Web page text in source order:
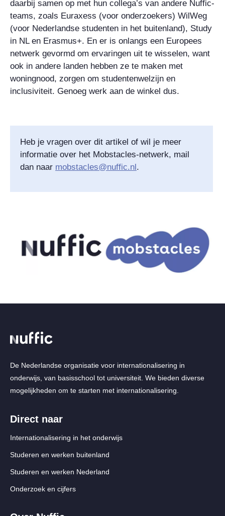
daarbij samen op met hun collega’s van andere Nuffic-
teams, zoals Euraxess (voor onderzoekers) WilWeg
(voor Nederlandse studenten in het buitenland), Study
in NL en Erasmus+. En er is onlangs een Europees
netwerk gevormd om ervaringen uit te wisselen, want
ook in andere landen hebben ze te maken met
woningnood, zorgen om studentenwelzijn en
inclusiviteit. Genoeg werk aan de winkel dus.
Heb je vragen over dit artikel of wil je meer
informatie over het Mobstacles-netwerk, mail
dan naar mobstacles@nuffic.nl.
De Nederlandse organisatie voor internationalisering in
onderwijs, van basisschool tot universiteit. We bieden diverse
mogelijkheden om te starten met internationalisering.
Direct naar
Internationalisering in het onderwijs
Studeren en werken buitenland
Studeren en werken Nederland
Onderzoek en cijfers